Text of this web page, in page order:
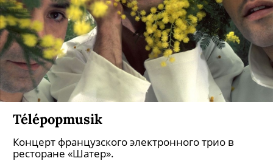
Télépopmusik
Концерт французского электронного трио в
ресторане «Шатер».